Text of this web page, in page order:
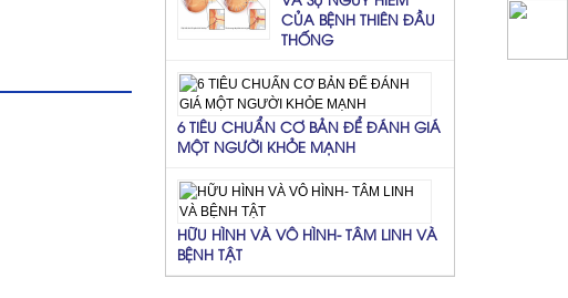
CỦA BỆNH THIÊN ĐẦU
THỐNG
6 TIÊU CHUẨN CƠ BẢN ĐỂ ĐÁNH GIÁ
MỘT NGƯỜI KHỎE MẠNH
HỮU HÌNH VÀ VÔ HÌNH- TÂM LINH VÀ
BỆNH TẬT